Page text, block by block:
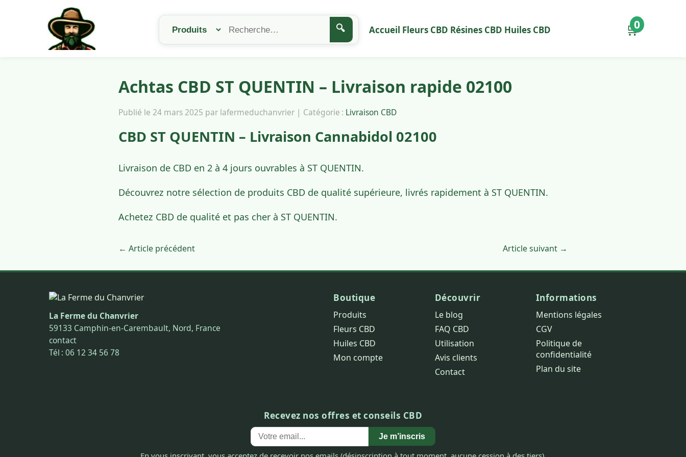
🔍 Accueil Fleurs CBD Résines CBD Huiles CBD 🛒
0
Achtas CBD ST QUENTIN – Livraison rapide 02100
Publié le 24 mars 2025 par lafermeduchanvrier | Catégorie : Livraison CBD
CBD ST QUENTIN – Livraison Cannabidol 02100
Livraison de CBD en 2 à 4 jours ouvrables à ST QUENTIN.
Découvrez notre sélection de produits CBD de qualité supérieure, livrés rapidement à ST QUENTIN.
Achetez CBD de qualité et pas cher à ST QUENTIN.
← Article précédent Article suivant →
La Ferme du Chanvrier
59133 Camphin-en-Carembault, Nord, France
contact
Tél : 06 12 34 56 78
Boutique
Produits
Fleurs CBD
Huiles CBD
Mon compte
Découvrir
Le blog
FAQ CBD
Utilisation
Avis clients
Contact
Informations
Mentions légales
CGV
Politique de
confidentialité
Plan du site
Recevez nos offres et conseils CBD
Je m’inscris